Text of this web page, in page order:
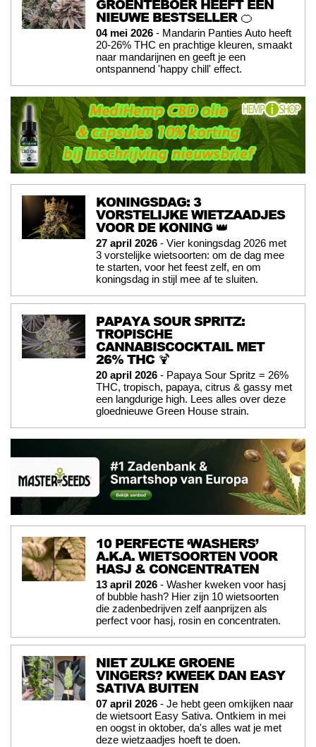
GROENTEBOER HEEFT EEN
NIEUWE BESTSELLER 🍊
04 mei 2026 - Mandarin Panties Auto heeft
20-26% THC en prachtige kleuren, smaakt
naar mandarijnen en geeft je een
ontspannend 'happy chill' effect.
KONINGSDAG: 3
VORSTELIJKE WIETZAADJES
VOOR DE KONING 👑
27 april 2026 - Vier koningsdag 2026 met
3 vorstelijke wietsoorten: om de dag mee
te starten, voor het feest zelf, en om
koningsdag in stijl mee af te sluiten.
PAPAYA SOUR SPRITZ:
TROPISCHE
CANNABISCOCKTAIL MET
26% THC 🍹
20 april 2026 - Papaya Sour Spritz = 26%
THC, tropisch, papaya, citrus & gassy met
een langdurige high. Lees alles over deze
gloednieuwe Green House strain.
10 PERFECTE ‘WASHERS’
A.K.A. WIETSOORTEN VOOR
HASJ & CONCENTRATEN
13 april 2026 - Washer kweken voor hasj
of bubble hash? Hier zijn 10 wietsoorten
die zadenbedrijven zelf aanprijzen als
perfect voor hasj, rosin en concentraten.
NIET ZULKE GROENE
VINGERS? KWEEK DAN EASY
SATIVA BUITEN
07 april 2026 - Je hebt geen omkijken naar
de wietsoort Easy Sativa. Ontkiem in mei
en oogst in oktober, da's alles wat je met
deze wietzaadjes hoeft te doen.